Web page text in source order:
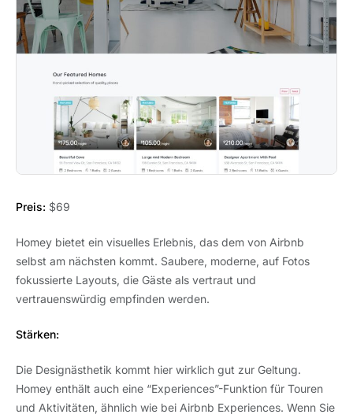
Preis: $69
Homey bietet ein visuelles Erlebnis, das dem von Airbnb
selbst am nächsten kommt. Saubere, moderne, auf Fotos
fokussierte Layouts, die Gäste als vertraut und
vertrauenswürdig empfinden werden.
Stärken:
Die Designästhetik kommt hier wirklich gut zur Geltung.
Homey enthält auch eine “Experiences”-Funktion für Touren
und Aktivitäten, ähnlich wie bei Airbnb Experiences. Wenn Sie